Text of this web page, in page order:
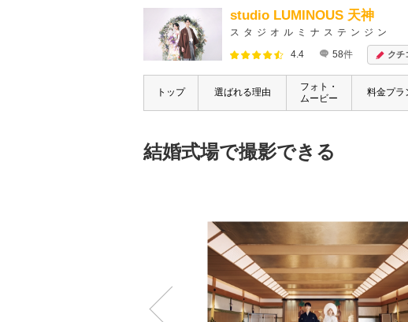
studio LUMINOUS 天神
スタジオルミナステンジン
4.4
58件 クチ
トップ 選ばれる理由
フォト・
ムービー
料金プラ
結婚式場で撮影できる